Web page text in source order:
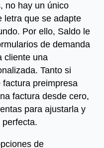
no hay un único
letra que se adapte
Por ello, Saldo le
de demanda
cliente una
Tanto si
preimpresa
factura desde cero,
para ajustarla y
de